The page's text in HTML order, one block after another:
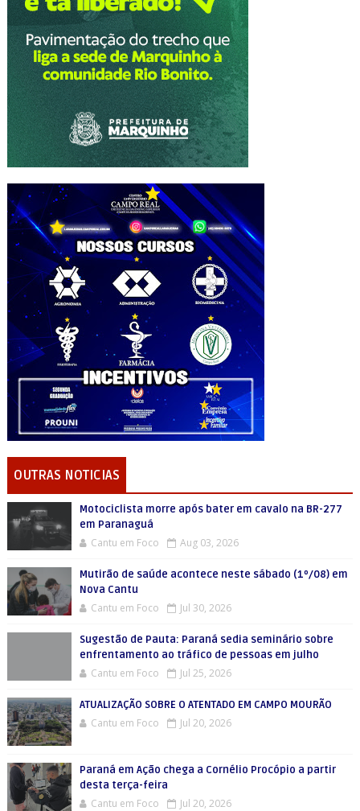
OUTRAS NOTICIAS
Motociclista morre após bater em cavalo na BR-277
em Paranaguá
Cantu em Foco Aug 03, 2026
Mutirão de saúde acontece neste sábado (1º/08) em
Nova Cantu
Cantu em Foco Jul 30, 2026
Sugestão de Pauta: Paraná sedia seminário sobre
enfrentamento ao tráfico de pessoas em julho
Cantu em Foco Jul 25, 2026
ATUALIZAÇÃO SOBRE O ATENTADO EM CAMPO MOURÃO
Cantu em Foco Jul 20, 2026
Paraná em Ação chega a Cornélio Procópio a partir
desta terça-feira
Cantu em Foco Jul 20, 2026